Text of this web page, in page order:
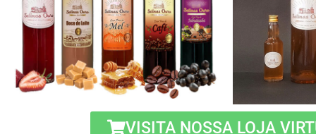
VISITA NOSSA LOJA